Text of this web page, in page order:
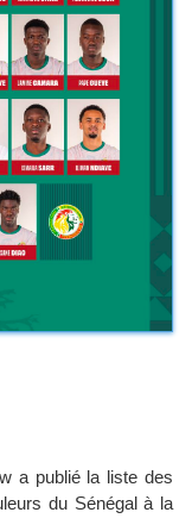
a publié la liste des
du Sénégal à la